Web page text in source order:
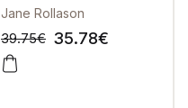
Lessons
Jane Rollason
39.75€ 35.78€